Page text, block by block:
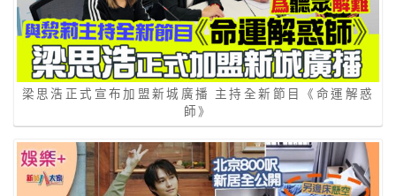
梁思浩正式宣布加盟新城廣播 主持全新節目《命運解惑
師》